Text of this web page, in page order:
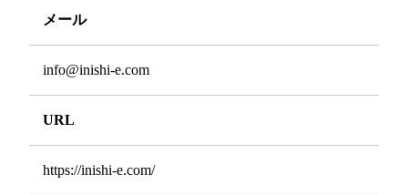
メール
info@inishi-e.com
URL
https://inishi-e.com/